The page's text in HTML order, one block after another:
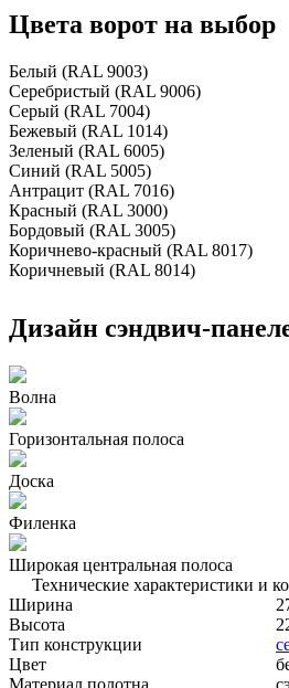
Цвета ворот на выбор
Белый (RAL 9003)
Серебристый (RAL 9006)
Серый (RAL 7004)
Бежевый (RAL 1014)
Зеленый (RAL 6005)
Синий (RAL 5005)
Антрацит (RAL 7016)
Красный (RAL 3000)
Бордовый (RAL 3005)
Коричнево-красный (RAL 8017)
Коричневый (RAL 8014)
Дизайн сэндвич-
Волна
Горизонтальная полоса
Доска
Филенка
Широкая центральная полоса
Технические характеристики и
Ширина
Высота
Тип конструкции
Цвет
Материал полотна